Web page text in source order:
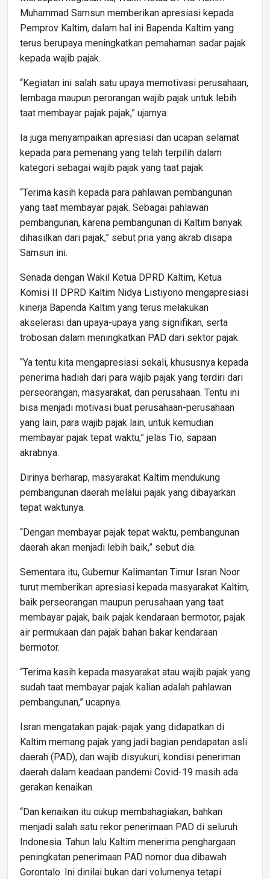
Muhammad Samsun memberikan apresiasi kepada
Pemprov Kaltim, dalam hal ini Bapenda Kaltim yang
terus berupaya meningkatkan pemahaman sadar pajak
kepada wajib pajak.
“Kegiatan ini salah satu upaya memotivasi perusahaan,
lembaga maupun perorangan wajib pajak untuk lebih
taat membayar pajak pajak,” ujarnya.
Ia juga menyampaikan apresiasi dan ucapan selamat
kepada para pemenang yang telah terpilih dalam
kategori sebagai wajib pajak yang taat pajak.
“Terima kasih kepada para pahlawan pembangunan
yang taat membayar pajak. Sebagai pahlawan
pembangunan, karena pembangunan di Kaltim banyak
dihasilkan dari pajak,” sebut pria yang akrab disapa
Samsun ini.
Senada dengan Wakil Ketua DPRD Kaltim, Ketua
Komisi II DPRD Kaltim Nidya Listiyono mengapresiasi
kinerja Bapenda Kaltim yang terus melakukan
akselerasi dan upaya-upaya yang signifikan, serta
trobosan dalam meningkatkan PAD dari sektor pajak.
“Ya tentu kita mengapresiasi sekali, khususnya kepada
penerima hadiah dari para wajib pajak yang terdiri dari
perseorangan, masyarakat, dan perusahaan. Tentu ini
bisa menjadi motivasi buat perusahaan-perusahaan
yang lain, para wajib pajak lain, untuk kemudian
membayar pajak tepat waktu,” jelas Tio, sapaan
akrabnya.
Dirinya berharap, masyarakat Kaltim mendukung
pembangunan daerah melalui pajak yang dibayarkan
tepat waktunya.
“Dengan membayar pajak tepat waktu, pembangunan
daerah akan menjadi lebih baik,” sebut dia.
Sementara itu, Gubernur Kalimantan Timur Isran Noor
turut memberikan apresiasi kepada masyarakat Kaltim,
baik perseorangan maupun perusahaan yang taat
membayar pajak, baik pajak kendaraan bermotor, pajak
air permukaan dan pajak bahan bakar kendaraan
bermotor.
“Terima kasih kepada masyarakat atau wajib pajak yang
sudah taat membayar pajak kalian adalah pahlawan
pembangunan,” ucapnya.
Isran mengatakan pajak-pajak yang didapatkan di
Kaltim memang pajak yang jadi bagian pendapatan asli
daerah (PAD), dan wajib disyukuri, kondisi peneriman
daerah dalam keadaan pandemi Covid-19 masih ada
gerakan kenaikan.
“Dan kenaikan itu cukup membahagiakan, bahkan
menjadi salah satu rekor penerimaan PAD di seluruh
Indonesia. Tahun lalu Kaltim menerima penghargaan
peningkatan penerimaan PAD nomor dua dibawah
Gorontalo. Ini dinilai bukan dari volumenya tetapi